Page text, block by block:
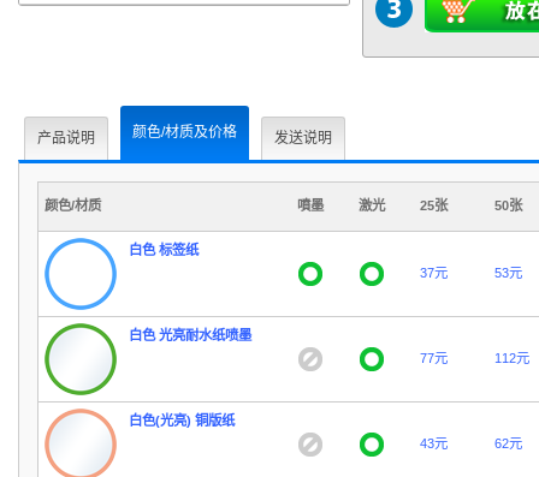
1,000
产品说明 颜色/材质及价格 发送说明
颜色/材质 噴墨 激光 25张 50张
白色 标签纸
37元
53元
白色 光亮耐水纸喷墨
77元
112元
白色(光亮) 铜版纸
43元
62元